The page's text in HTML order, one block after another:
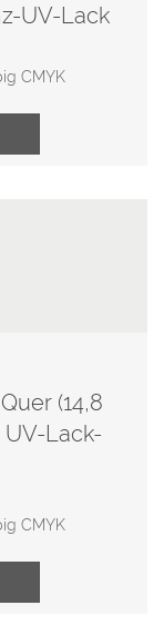
UV-Lack
CMYK
(14,8
UV-Lack-
CMYK